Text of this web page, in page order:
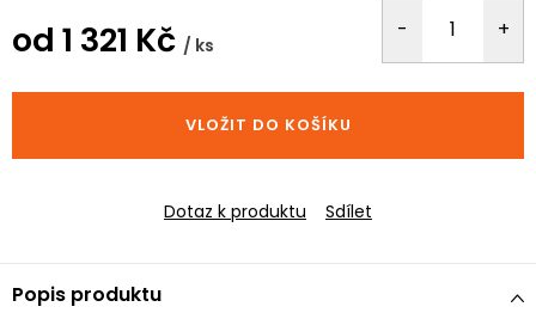
od 1 321 Kč / ks
cena:
VLOŽIT DO KOŠÍKU
Dotaz k produktu Sdílet
Popis produktu